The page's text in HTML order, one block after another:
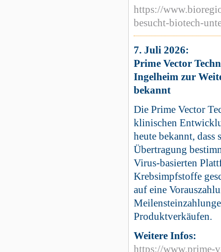
https://
besucht-biotech-
7. Juli 2026:
Prime Vector
Ingelheim zur
bekannt
Die Prime Vector
klinischen
heute bekannt,
Übertragung
Virus-basierten
Krebsimpfstoffe
auf eine
Produktverkäufen.
Weitere Infos:
https://www.prime-